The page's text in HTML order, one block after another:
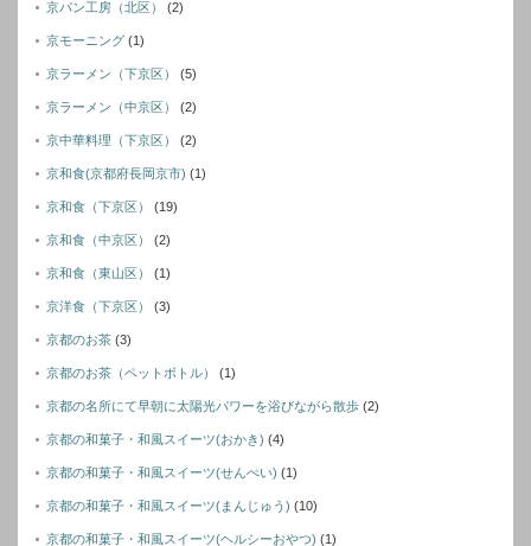
京パン工房（北区） (2)
京モーニング (1)
京ラーメン（下京区） (5)
京ラーメン（中京区） (2)
京中華料理（下京区） (2)
京和食(京都府長岡京市) (1)
京和食（下京区） (19)
京和食（中京区） (2)
京和食（東山区） (1)
京洋食（下京区） (3)
京都のお茶 (3)
京都のお茶（ペットボトル） (1)
京都の名所にて早朝に太陽光パワーを浴びながら散歩 (2)
京都の和菓子・和風スイーツ(おかき) (4)
京都の和菓子・和風スイーツ(せんぺい) (1)
京都の和菓子・和風スイーツ(まんじゅう) (10)
京都の和菓子・和風スイーツ(ヘルシーおやつ) (1)